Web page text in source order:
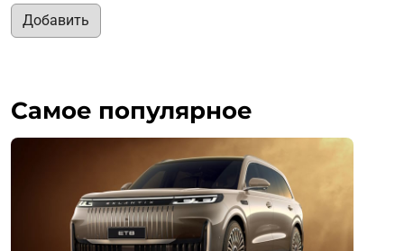
Добавить
Самое популярное